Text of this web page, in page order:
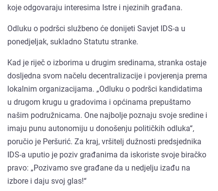
koje odgovaraju interesima Istre i njezinih građana.
Odluku o podršci službeno će donijeti Savjet IDS-a u
ponedjeljak, sukladno Statutu stranke.
Kad je riječ o izborima u drugim sredinama, stranka ostaje
dosljedna svom načelu decentralizacije i povjerenja prema
lokalnim organizacijama. „Odluku o podršci kandidatima
u drugom krugu u gradovima i općinama prepuštamo
našim podružnicama. One najbolje poznaju svoje sredine i
imaju punu autonomiju u donošenju političkih odluka“,
poručio je Peršurić. Za kraj, vršitelj dužnosti predsjednika
IDS-a uputio je poziv građanima da iskoriste svoje biračko
pravo: „Pozivamo sve građane da u nedjelju izađu na
izbore i daju svoj glas!“